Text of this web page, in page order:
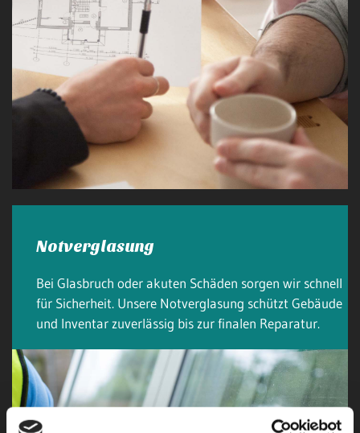
Notverglasung
Bei Glasbruch oder akuten Schäden sorgen wir schnell
für Sicherheit. Unsere Notverglasung schützt Gebäude
und Inventar zuverlässig bis zur finalen Reparatur.